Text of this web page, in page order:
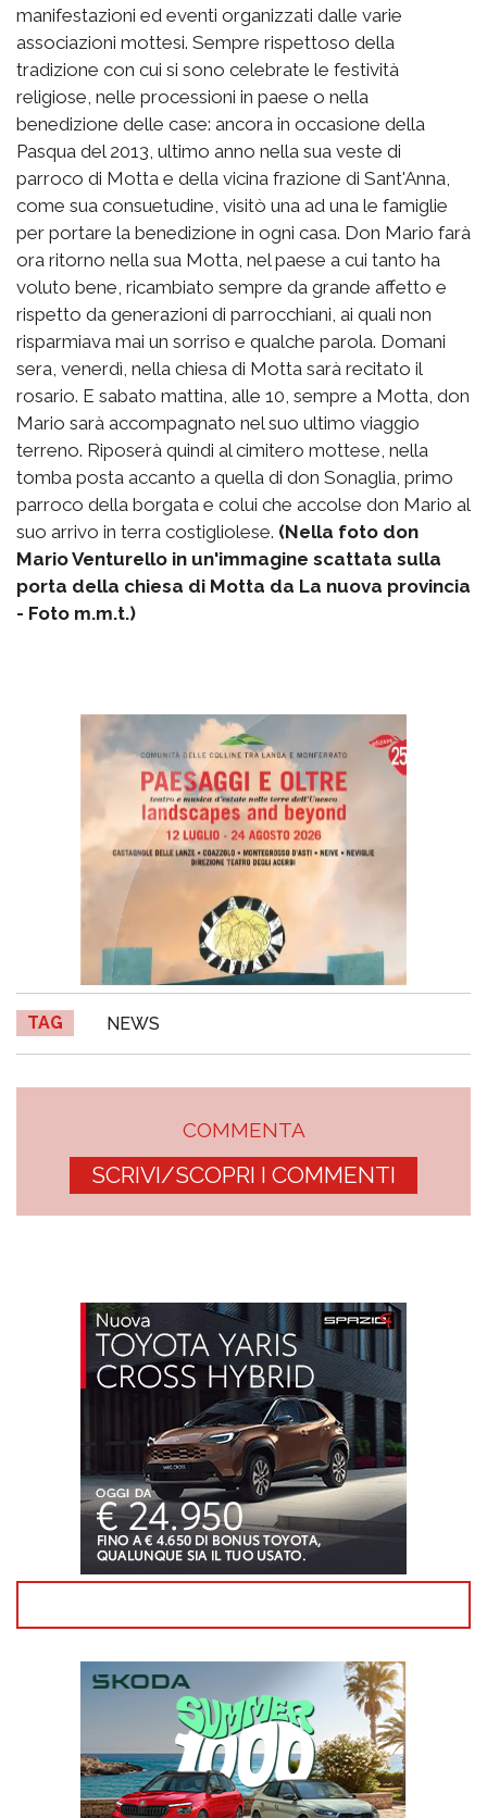
manifestazioni ed eventi organizzati dalle varie
associazioni mottesi. Sempre rispettoso della
tradizione con cui si sono celebrate le festività
religiose, nelle processioni in paese o nella
benedizione delle case: ancora in occasione della
Pasqua del 2013, ultimo anno nella sua veste di
parroco di Motta e della vicina frazione di Sant'Anna,
come sua consuetudine, visitò una ad una le famiglie
per portare la benedizione in ogni casa. Don Mario farà
ora ritorno nella sua Motta, nel paese a cui tanto ha
voluto bene, ricambiato sempre da grande affetto e
rispetto da generazioni di parrocchiani, ai quali non
risparmiava mai un sorriso e qualche parola. Domani
sera, venerdì, nella chiesa di Motta sarà recitato il
rosario. E sabato mattina, alle 10, sempre a Motta, don
Mario sarà accompagnato nel suo ultimo viaggio
terreno. Riposerà quindi al cimitero mottese, nella
tomba posta accanto a quella di don Sonaglia, primo
parroco della borgata e colui che accolse don Mario al
suo arrivo in terra costigliolese. (Nella foto don
Mario Venturello in un'immagine scattata sulla
porta della chiesa di Motta da La nuova provincia
- Foto m.m.t.)
TAG NEWS
COMMENTA
SCRIVI/SCOPRI I COMMENTI